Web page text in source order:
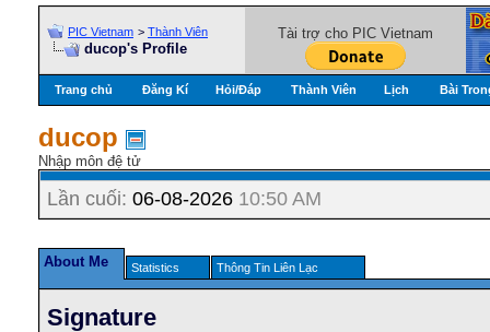
PIC Vietnam > Thành Viên
ducop's Profile
Tài trợ cho PIC Vietnam
Trang chủ Đăng Kí Hỏi/Ðáp Thành Viên Lịch Bài
ducop
Nhập môn đệ tử
Lần cuối: 06-08-2026 10:50 AM
About Me Statistics Thông Tin Liên Lạc
Signature